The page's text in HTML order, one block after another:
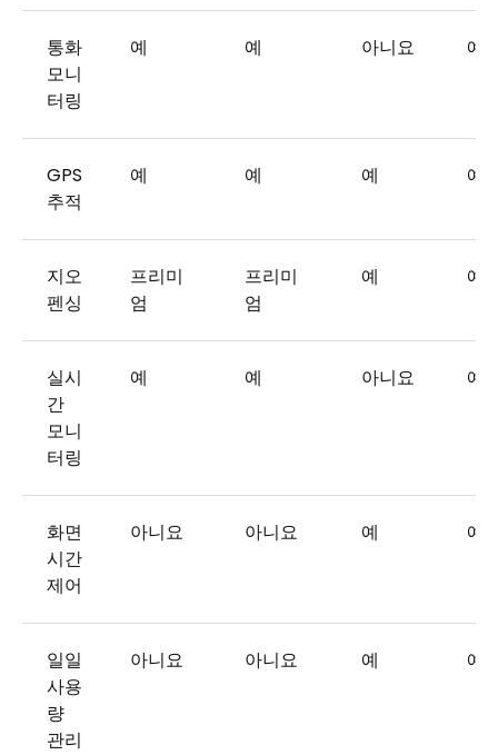
통화
모니
터링
예 예 아니요 예
GPS
추적
예 예 예 예
지오
펜싱
프리미
엄
프리미
엄
예 예
실시
간
모니
터링
예 예 아니요 예
화면
시간
제어
아니요 아니요 예 예
일일
사용
량
관리
아니요 아니요 예 예